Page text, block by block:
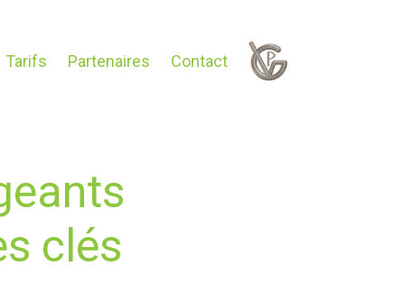
Tarifs Partenaires Contact
clés